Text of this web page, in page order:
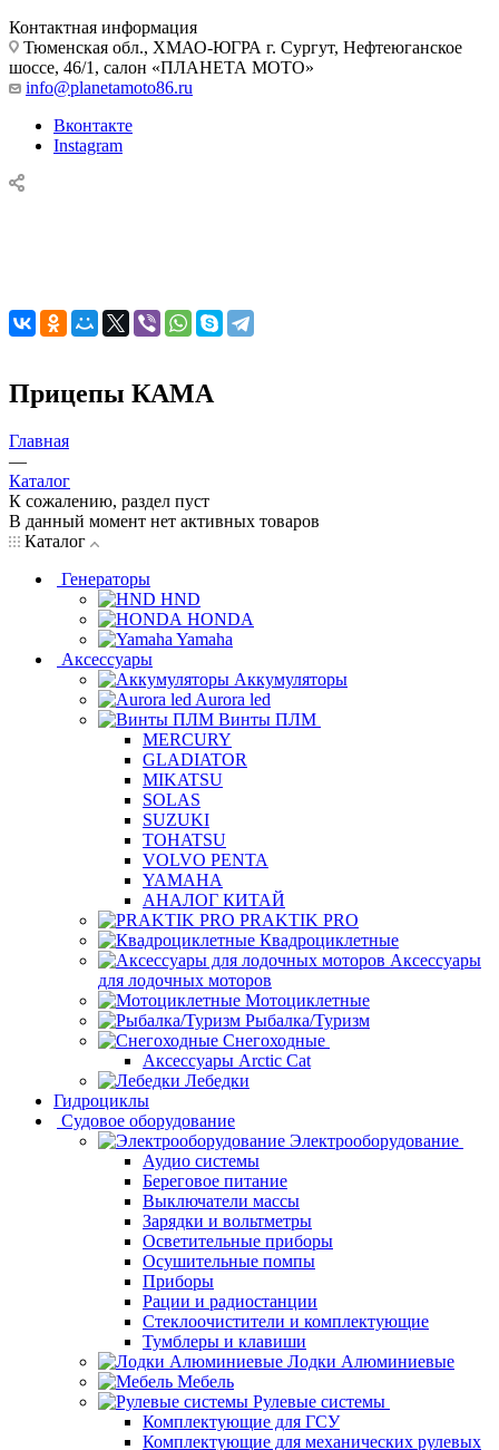
Контактная информация
Тюменская обл., ХМАО-ЮГРА г. Сургут, Нефтеюганское
шоссе, 46/1, салон «ПЛАНЕТА МОТО»
info@planetamoto86.ru
Вконтакте
Instagram
Прицепы КАМА
Главная
—
Каталог
К сожалению, раздел пуст
В данный момент нет активных товаров
Каталог
Генераторы
HND
HONDA
Yamaha
Аксессуары
Аккумуляторы
Aurora led
Винты ПЛМ
MERCURY
GLADIATOR
MIKATSU
SOLAS
SUZUKI
TOHATSU
VOLVO PENTA
YAMAHA
АНАЛОГ КИТАЙ
PRAKTIK PRO
Квадроциклетные
Аксессуары
для лодочных моторов
Мотоциклетные
Рыбалка/Туризм
Снегоходные
Аксессуары Arctic Cat
Лебедки
Гидроциклы
Судовое оборудование
Электрооборудование
Аудио системы
Береговое питание
Выключатели массы
Зарядки и вольтметры
Осветительные приборы
Осушительные помпы
Приборы
Рации и радиостанции
Стеклоочистители и комплектующие
Тумблеры и клавиши
Лодки Алюминиевые
Мебель
Рулевые системы
Комплектующие для ГСУ
Комплектующие для механических рулевых